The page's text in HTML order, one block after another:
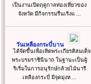
เป็นงานเปิดฤดูกาลท่องเที่ยวของ
จังหวัด มีกิจกรรมรื่นเริงแ ...
วันเหลืองกระบี่บาน
ได้จัดขึ้นเพื่อเทิดพระเกียรติสมเด็จ
พระบรมราชินีนาถ ในฐานะเป็นผู้
ริเริ่มในการอนุรักษ์กล้วยไม้นารี
เหลืองกระบี่ มีจุดมุ่งห ...